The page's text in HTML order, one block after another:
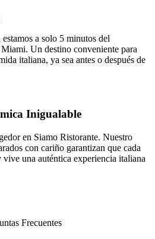
a solo 5 minutos del
Un destino conveniente para
italiana, ya sea antes o después de
Inigualable
en Siamo Ristorante. Nuestro
con cariño garantizan que cada
vive una auténtica experiencia italiana
Frecuentes